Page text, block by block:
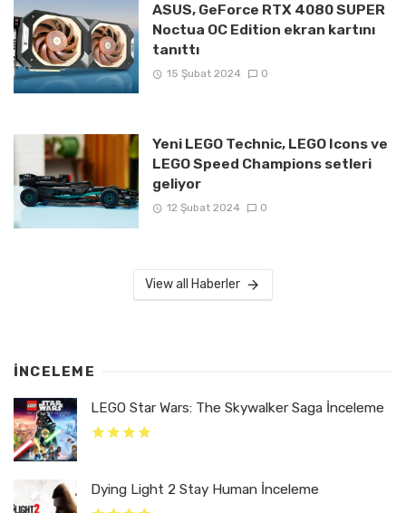
ASUS, GeForce RTX 4080 SUPER
Noctua OC Edition ekran kartını
tanıttı
15 Şubat 2024 0
Yeni LEGO Technic, LEGO Icons ve
LEGO Speed Champions setleri
geliyor
12 Şubat 2024 0
View all Haberler
İNCELEME
LEGO Star Wars: The Skywalker Saga İnceleme
Dying Light 2 Stay Human İnceleme